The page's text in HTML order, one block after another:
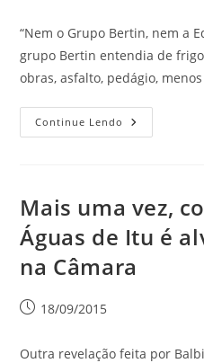
“Nem o Grupo Bertin, nem a
grupo Bertin entendia de
obras, asfalto, pedágio,
Continue Lendo
Mais uma vez,
Águas de Itu é
na Câmara
18/09/2015
Outra revelação feita por